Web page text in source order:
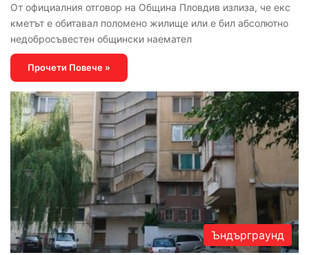
От официалния отговор на Община Пловдив излиза, че екс
кметът е обитавал поломено жилище или е бил абсолютно
недобросъвестен общински наемател
Прочети Повече »
Ъндърграунд